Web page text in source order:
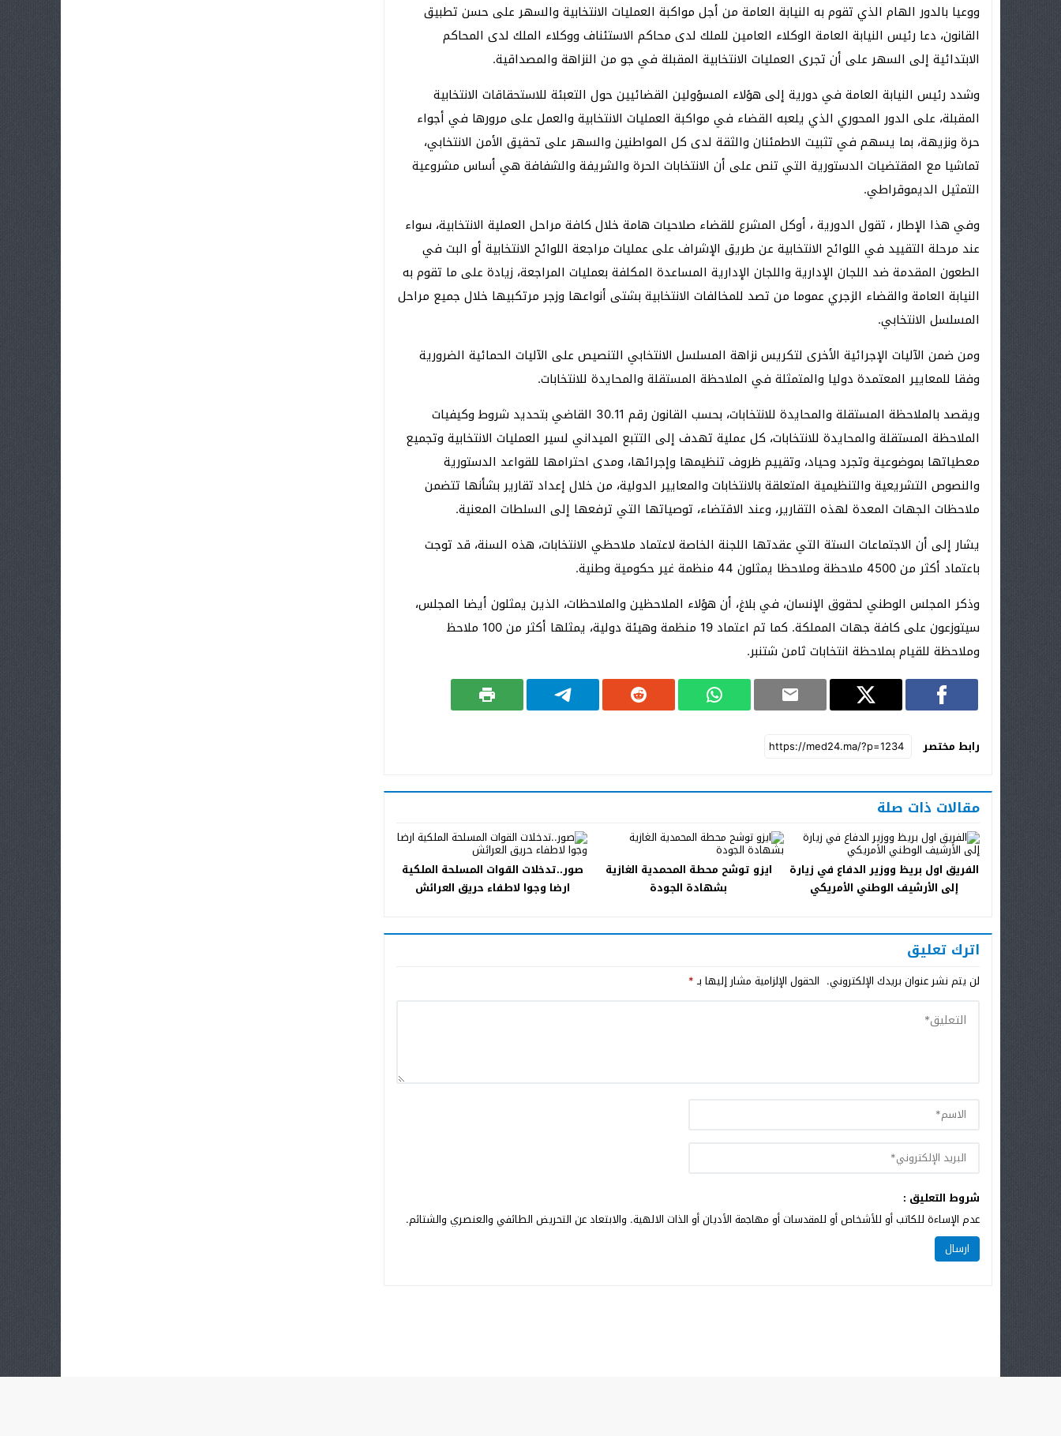
ووعيا بالدور الهام الذي تقوم به النيابة العامة من أجل مواكبة العمليات الانتخابية والسهر على حسن تطبيق
القانون، دعا رئيس النيابة العامة الوكلاء العامين للملك لدى محاكم الاستئناف ووكلاء الملك لدى المحاكم
الابتدائية إلى السهر على أن تجرى العمليات الانتخابية المقبلة في جو من النزاهة والمصداقية.
وشدد رئيس النيابة العامة في دورية إلى هؤلاء المسؤولين القضائيين حول التعبئة للاستحقاقات الانتخابية
المقبلة، على الدور المحوري الذي يلعبه القضاء في مواكبة العمليات الانتخابية والعمل على مرورها في أجواء
حرة ونزيهة، بما يسهم في تثبيت الاطمئنان والثقة لدى كل المواطنين والسهر على تحقيق الأمن الانتخابي،
تماشيا مع المقتضيات الدستورية التي تنص على أن الانتخابات الحرة والشريفة والشفافة هي أساس مشروعية
التمثيل الديموقراطي.
وفي هذا الإطار ، تقول الدورية ، أوكل المشرع للقضاء صلاحيات هامة خلال كافة مراحل العملية الانتخابية، سواء
عند مرحلة التقييد في اللوائح الانتخابية عن طريق الإشراف على عمليات مراجعة اللوائح الانتخابية أو البت في
الطعون المقدمة ضد اللجان الإدارية واللجان الإدارية المساعدة المكلفة بعمليات المراجعة، زيادة على ما تقوم به
النيابة العامة والقضاء الزجري عموما من تصد للمخالفات الانتخابية بشتى أنواعها وزجر مرتكبيها خلال جميع مراحل
المسلسل الانتخابي.
ومن ضمن الآليات الإجرائية الأخرى لتكريس نزاهة المسلسل الانتخابي التنصيص على الآليات الحمائية الضرورية
وفقا للمعايير المعتمدة دوليا والمتمثلة في الملاحظة المستقلة والمحايدة للانتخابات.
ويقصد بالملاحظة المستقلة والمحايدة للانتخابات، بحسب القانون رقم 30.11 القاضي بتحديد شروط وكيفيات
الملاحظة المستقلة والمحايدة للانتخابات، كل عملية تهدف إلى التتبع الميداني لسير العمليات الانتخابية وتجميع
معطياتها بموضوعية وتجرد وحياد، وتقييم ظروف تنظيمها وإجرائها، ومدى احترامها للقواعد الدستورية
والنصوص التشريعية والتنظيمية المتعلقة بالانتخابات والمعايير الدولية، من خلال إعداد تقارير بشأنها تتضمن
ملاحظات الجهات المعدة لهذه التقارير، وعند الاقتضاء، توصياتها التي ترفعها إلى السلطات المعنية.
يشار إلى أن الاجتماعات الستة التي عقدتها اللجنة الخاصة لاعتماد ملاحظي الانتخابات، هذه السنة، قد توجت
باعتماد أكثر من 4500 ملاحظة وملاحظا يمثلون 44 منظمة غير حكومية وطنية.
وذكر المجلس الوطني لحقوق الإنسان، في بلاغ، أن هؤلاء الملاحظين والملاحظات، الذين يمثلون أيضا المجلس،
سيتوزعون على كافة جهات المملكة. كما تم اعتماد 19 منظمة وهيئة دولية، يمثلها أكثر من 100 ملاحظ
وملاحظة للقيام بملاحظة انتخابات ثامن شتنبر.
رابط مختصر
مقالات ذات صلة
الفريق اول بريظ ووزير الدفاع في زيارة
إلى الأرشيف الوطني الأمريكي
ايزو توشح محطة المحمدية الغازية
بشهادة الجودة
صور..تدخلات القوات المسلحة الملكية
ارضا وجوا لاطفاء حريق العرائش
اترك تعليق
لن يتم نشر عنوان بريدك الإلكتروني. الحقول الإلزامية مشار إليها بـ*
شروط التعليق :
عدم الإساءة للكاتب أو للأشخاص أو للمقدسات أو مهاجمة الأديان أو الذات الالهية. والابتعاد عن التحريض الطائفي والعنصري والشتائم.